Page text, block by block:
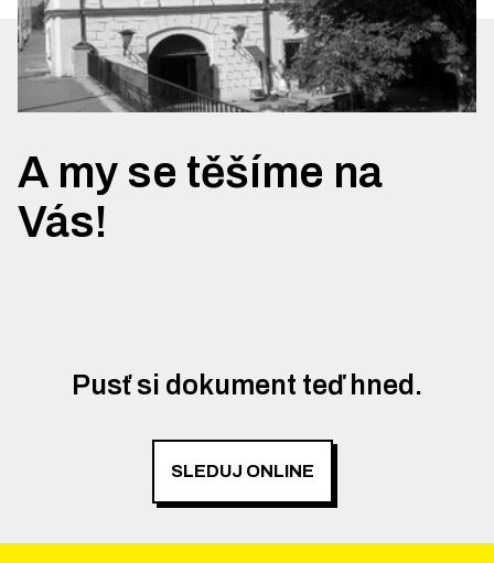
A my se těšíme na
Vás!
Pusť si dokument teď hned.
SLEDUJ ONLINE